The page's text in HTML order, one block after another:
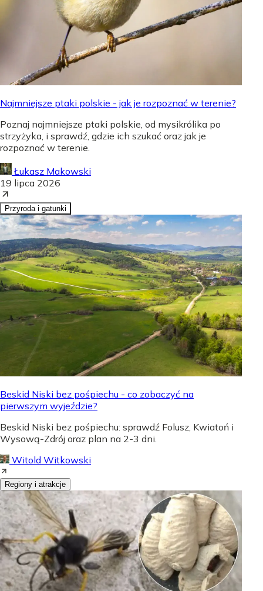
Najmniejsze ptaki polskie - jak je rozpoznać w terenie?
Poznaj najmniejsze ptaki polskie, od mysikrólika po
strzyżyka, i sprawdź, gdzie ich szukać oraz jak je
rozpoznać w terenie.
Łukasz Makowski
19 lipca 2026
Przyroda i gatunki
Beskid Niski bez pośpiechu - co zobaczyć na
pierwszym wyjeździe?
Beskid Niski bez pośpiechu: sprawdź Folusz, Kwiatoń i
Wysową-Zdrój oraz plan na 2-3 dni.
Witold Witkowski
Regiony i atrakcje